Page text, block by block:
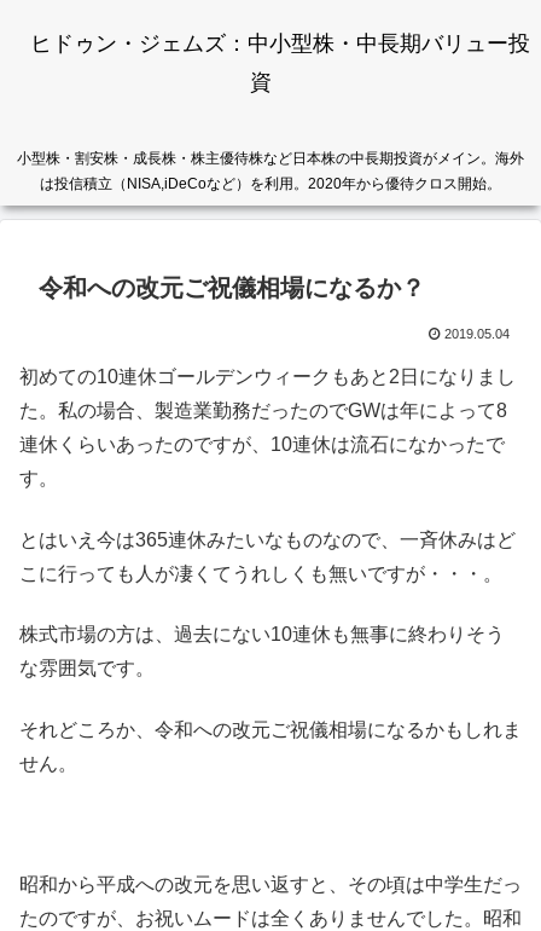
ヒドゥン・ジェムズ：中小型株・中長期バリュー投
資
小型株・割安株・成長株・株主優待株など日本株の中長期投資がメイン。海外
は投信積立（NISA,iDeCoなど）を利用。2020年から優待クロス開始。
令和への改元ご祝儀相場になるか？
2019.05.04
初めての10連休ゴールデンウィークもあと2日になりまし
た。私の場合、製造業勤務だったのでGWは年によって8
連休くらいあったのですが、10連休は流石になかったで
す。
とはいえ今は365連休みたいなものなので、一斉休みはど
こに行っても人が凄くてうれしくも無いですが・・・。
株式市場の方は、過去にない10連休も無事に終わりそう
な雰囲気です。
それどころか、令和への改元ご祝儀相場になるかもしれま
せん。
昭和から平成への改元を思い返すと、その頃は中学生だっ
たのですが、お祝いムードは全くありませんでした。昭和